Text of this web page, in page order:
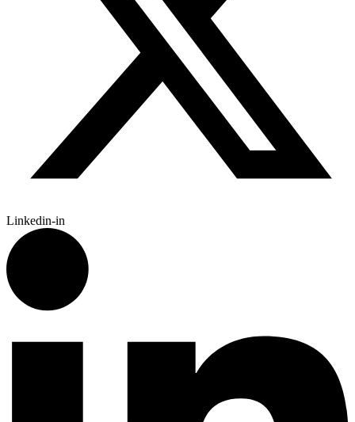
Linkedin-in